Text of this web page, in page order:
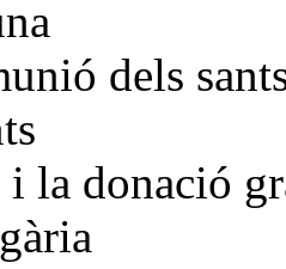
dels
i la donació